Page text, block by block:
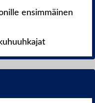
ensimmäinen